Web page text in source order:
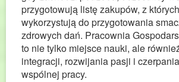
przygotowują listę zakupów, z
wykorzystują do przygotowania
zdrowych dań. Pracownia
to nie tylko miejsce nauki, ale
integracji, rozwijania pasji i
wspólnej pracy.